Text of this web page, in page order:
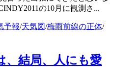
の10月に観測さ...
予報/天気図/梅雨前線の正体/
、結局、人にも愛